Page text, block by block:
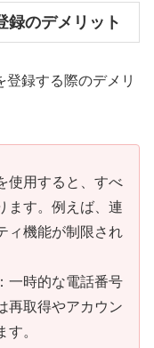
録のデメリット
録する際のデメリ
使用すると、すべ
ます。例えば、連
ィ機能が制限され
：一時的な電話番号
再取得やアカウン
。